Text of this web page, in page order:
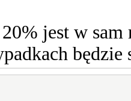
jest w
będzie